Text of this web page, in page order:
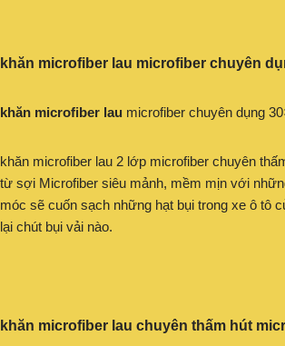
khăn microfiber lau microfiber chuyên
khăn microfiber lau microfiber chuyên dụng
khăn microfiber lau 2 lớp microfiber chuyên
từ sợi Microfiber siêu mảnh, mềm mịn với
móc sẽ cuốn sạch những hạt bụi trong xe ô tô
lại chút bụi vải nào.
khăn microfiber lau chuyên thấm hút